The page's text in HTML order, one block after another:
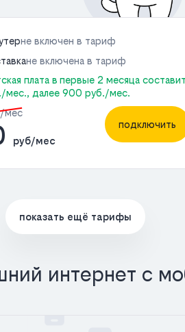
не включен в тариф
не включена в тариф
плата в первые 2 месяца составит
мес., далее 900 руб./мес.
мес
руб/мес
подключить
показать ещё тарифы
интернет с